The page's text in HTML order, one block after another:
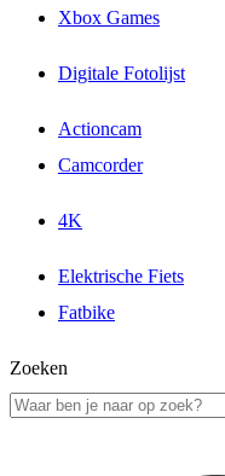
Xbox Games
Digitale Fotolijst
Actioncam
Camcorder
4K
Elektrische Fiets
Fatbike
Zoeken